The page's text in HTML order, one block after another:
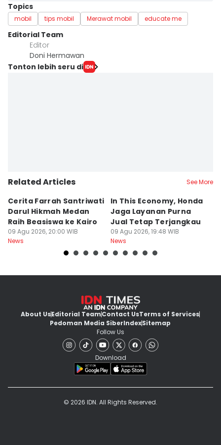
Topics
mobil tips mobil Merawat mobil educate me
Editorial Team
Editor
Doni Hermawan
Tonton lebih seru di
Related Articles See More
Cerita Farrah Santriwati
Darul Hikmah Medan
Raih Beasiswa ke Kairo
09 Agu 2026, 20:00 WIB
News
In This Economy, Honda
Jaga Layanan Purna
Jual Tetap Terjangkau
09 Agu 2026, 19:48 WIB
News
About UsEditorial TeamContact UsTerms of Services
Pedoman Media SiberIndexSitemap
Follow Us
Download
© 2026 IDN. All Rights Reserved.